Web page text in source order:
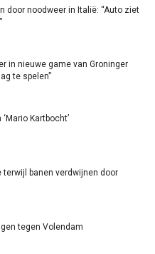
door noodweer in Italië: “Auto ziet
in nieuwe game van Groninger
te spelen”
Kartbocht’
terwijl banen verdwijnen door
tegen Volendam